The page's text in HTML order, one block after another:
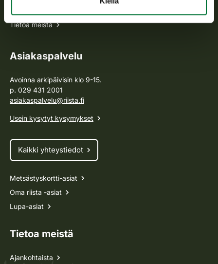
Tietoa meistä
Asiakaspalvelu
Avoinna arkipäivisin klo 9-15.
p. 029 431 2001
asiakaspalvelu@riista.fi
Usein kysytyt kysymykset
Kaikki yhteystiedot
Metsästyskortti-asiat
Oma riista -asiat
Lupa-asiat
Tietoa meistä
Ajankohtaista